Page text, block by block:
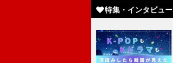
特集・インタビュー